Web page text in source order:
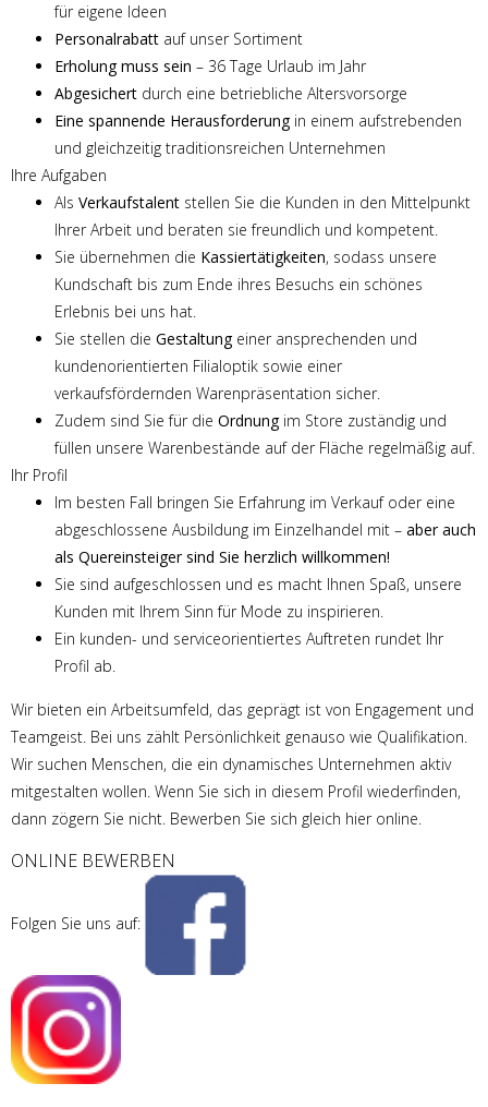
für eigene Ideen
Personalrabatt auf unser Sortiment
Erholung muss sein – 36 Tage Urlaub im Jahr
Abgesichert durch eine betriebliche Altersvorsorge
Eine spannende Herausforderungin einem aufstrebenden
und gleichzeitig traditionsreichen Unternehmen
Ihre Aufgaben
Als Verkaufstalent stellen Sie die Kunden in den Mittelpunkt
Ihrer Arbeit und beraten sie freundlich und kompetent.
Sie übernehmen die Kassiertätigkeiten, sodass unsere
Kundschaft bis zum Ende ihres Besuchs ein schönes
Erlebnis bei uns hat.
Sie stellen die Gestaltungeiner ansprechenden und
kundenorientierten Filialoptik sowie einer
verkaufsfördernden Warenpräsentation sicher.
Zudem sind Sie für die Ordnungim Store zuständig und
füllen unsere Warenbestände auf der Fläche regelmäßig auf.
Ihr Profil
Im besten Fall bringen Sie Erfahrung im Verkauf oder eine
abgeschlossene Ausbildung im Einzelhandel mit – aber auch
als Quereinsteiger sind Sie herzlich willkommen!
Sie sind aufgeschlossen und es macht Ihnen Spaß, unsere
Kunden mit Ihrem Sinn für Mode zu inspirieren.
Ein kunden- und serviceorientiertes Auftreten rundet Ihr
Profil ab.
Wir bieten ein Arbeitsumfeld, das geprägt ist von Engagement und
Teamgeist. Bei uns zählt Persönlichkeit genauso wie Qualifikation.
Wir suchen Menschen, die ein dynamisches Unternehmen aktiv
mitgestalten wollen. Wenn Sie sich in diesem Profil wiederfinden,
dann zögern Sie nicht. Bewerben Sie sich gleich hier online.
ONLINE BEWERBEN
Folgen Sie uns auf: